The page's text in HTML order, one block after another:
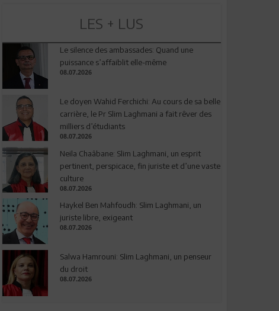
LES + LUS
Le silence des ambassades: Quand une
puissance s’affaiblit elle-même
08.07.2026
Le doyen Wahid Ferchichi: Au cours de sa belle
carrière, le Pr Slim Laghmani a fait rêver des
milliers d’étudiants
08.07.2026
Neila Chaâbane: Slim Laghmani, un esprit
pertinent, perspicace, fin juriste et d’une vaste
culture
08.07.2026
Haykel Ben Mahfoudh: Slim Laghmani, un
juriste libre, exigeant
08.07.2026
Salwa Hamrouni: Slim Laghmani, un penseur
du droit
08.07.2026